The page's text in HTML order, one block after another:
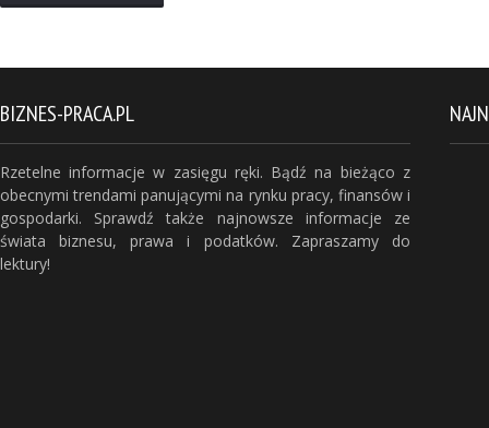
BIZNES-PRACA.PL
Rzetelne informacje w zasięgu ręki. Bądź na bieżąco z
obecnymi trendami panującymi na rynku pracy, finansów i
gospodarki. Sprawdź także najnowsze informacje ze
świata biznesu, prawa i podatków. Zapraszamy do
lektury!